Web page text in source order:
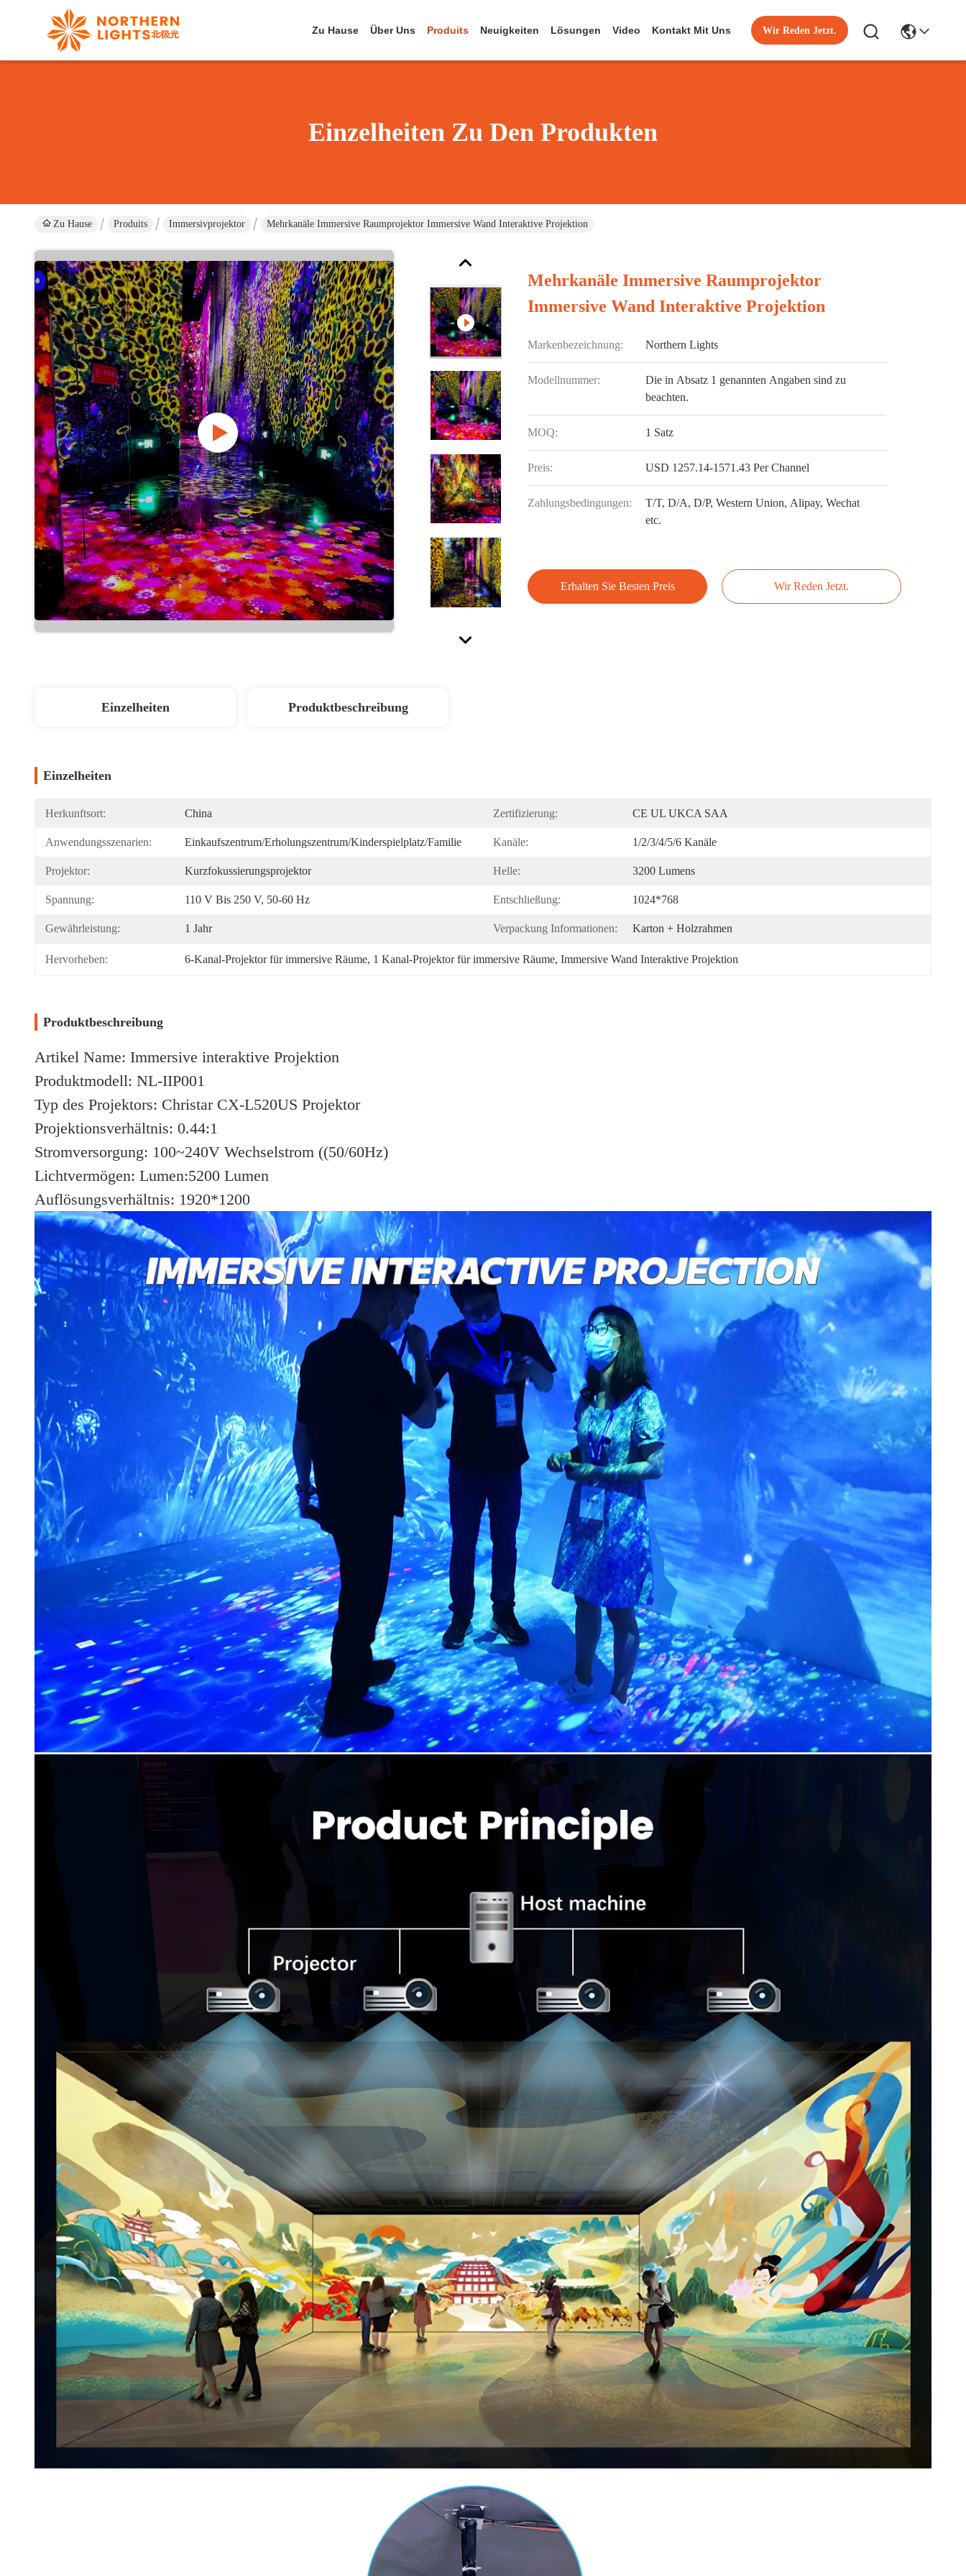
Zu Hause Über Uns Produits Neuigkeiten Lösungen Video Kontakt Mit Uns Wir Reden Jetzt.
Einzelheiten Zu Den Produkten
Zu Hause Produits Immersivprojektor Mehrkanäle Immersive Raumprojektor Immersive Wand Interaktive Projektion
Mehrkanäle Immersive Raumprojektor
Immersive Wand Interaktive Projektion
Markenbezeichnung: Northern Lights
Modellnummer:
Die in Absatz 1 genannten Angaben sind zu
beachten.
MOQ: 1 Satz
Preis: USD 1257.14-1571.43 Per Channel
Zahlungsbedingungen:
T/T, D/A, D/P, Western Union, Alipay, Wechat
etc.
Erhalten Sie Besten Preis Wir Reden Jetzt.
Einzelheiten Produktbeschreibung
Einzelheiten
Herkunftsort: China Zertifizierung: CE UL UKCA SAA
Anwendungsszenarien: Einkaufszentrum/Erholungszentrum/Kinderspielplatz/Familie Kanäle: 1/2/3/4/5/6 Kanäle
Projektor: Kurzfokussierungsprojektor Helle: 3200 Lumens
Spannung: 110 V Bis 250 V, 50-60 Hz Entschließung: 1024*768
Gewährleistung: 1 Jahr Verpackung Informationen: Karton + Holzrahmen
Hervorheben: 6-Kanal-Projektor für immersive Räume, 1 Kanal-Projektor für immersive Räume, Immersive Wand Interaktive Projektion
Produktbeschreibung
Artikel Name: Immersive interaktive Projektion
Produktmodell: NL-IIP001
Typ des Projektors: Christar CX-L520US Projektor
Projektionsverhältnis: 0.44:1
Stromversorgung: 100~240V Wechselstrom ((50/60Hz)
Lichtvermögen: Lumen:5200 Lumen
Auflösungsverhältnis: 1920*1200